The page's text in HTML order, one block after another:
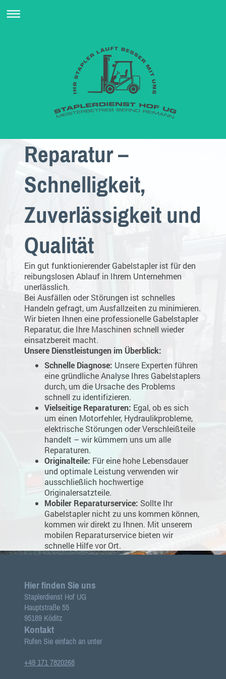
Reparatur –
Schnelligkeit,
Zuverlässigkeit und
Qualität
Ein gut funktionierender Gabelstapler ist für den
reibungslosen Ablauf in Ihrem Unternehmen
unerlässlich.
Bei Ausfällen oder Störungen ist schnelles
Handeln gefragt, um Ausfallzeiten zu minimieren.
Wir bieten Ihnen eine professionelle Gabelstapler
Reparatur, die Ihre Maschinen schnell wieder
einsatzbereit macht.
Unsere Dienstleistungen im Überblick:
Schnelle Diagnose: Unsere Experten führen
eine gründliche Analyse Ihres Gabelstaplers
durch, um die Ursache des Problems
schnell zu identifizieren.
Vielseitige Reparaturen: Egal, ob es sich
um einen Motorfehler, Hydraulikprobleme,
elektrische Störungen oder Verschleißteile
handelt – wir kümmern uns um alle
Reparaturen.
Originalteile: Für eine hohe Lebensdauer
und optimale Leistung verwenden wir
ausschließlich hochwertige
Originalersatzteile.
Mobiler Reparaturservice: Sollte Ihr
Gabelstapler nicht zu uns kommen können,
kommen wir direkt zu Ihnen. Mit unserem
mobilen Reparaturservice bieten wir
schnelle Hilfe vor Ort.
Hier finden Sie uns
Staplerdienst Hof UG
Hauptstraße 55
95189 Köditz
Kontakt
Rufen Sie einfach an unter
+49 171 7820268